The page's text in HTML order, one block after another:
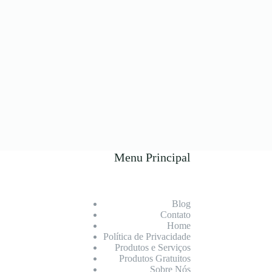
Menu Principal
Blog
Contato
Home
Política de Privacidade
Produtos e Serviços
Produtos Gratuitos
Sobre Nós